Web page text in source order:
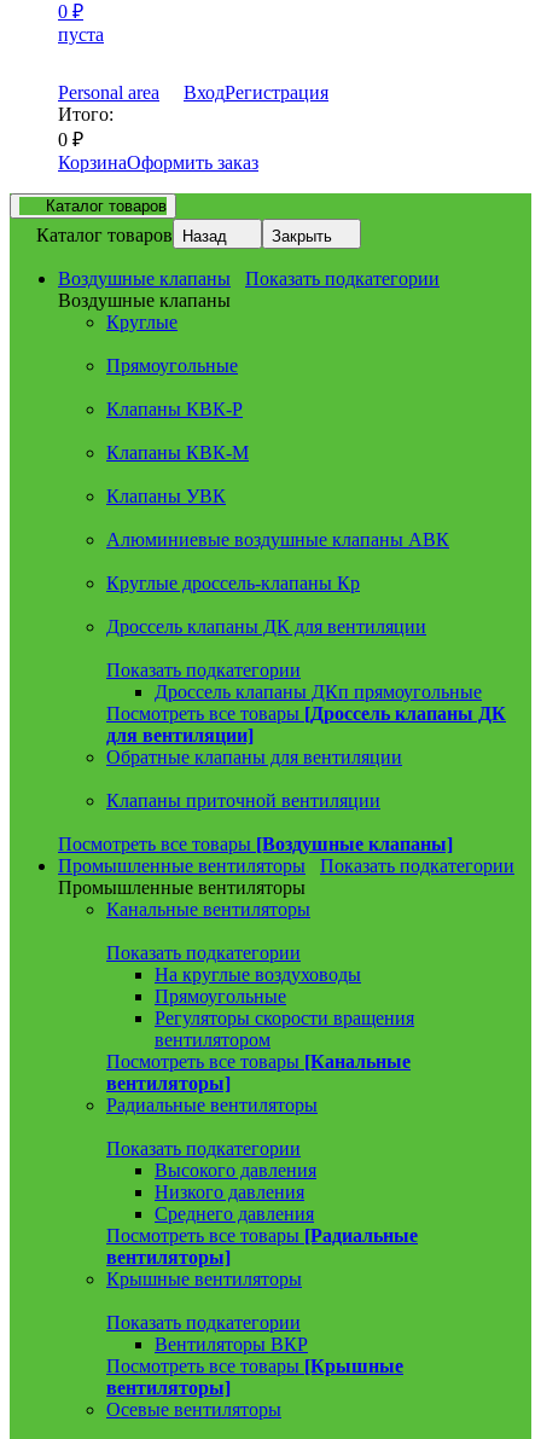
0 ₽
пуста
Personal area ВходРегистрация
Итого:
0 ₽
КорзинаОформить заказ
Каталог товаров
Каталог товаров Назад Закрыть
Воздушные клапаны
Показать подкатегории
Воздушные клапаны
Круглые
Прямоугольные
Клапаны КВК-Р
Клапаны КВК-М
Клапаны УВК
Алюминиевые воздушные клапаны АВК
Круглые дроссель-клапаны Кр
Дроссель клапаны ДК для вентиляции
Показать подкатегории
Дроссель клапаны ДКп прямоугольные
Посмотреть все товары [Дроссель клапаны ДК
для вентиляции]
Обратные клапаны для вентиляции
Клапаны приточной вентиляции
Посмотреть все товары [Воздушные клапаны]
Промышленные вентиляторы
Показать подкатегории
Промышленные вентиляторы
Канальные вентиляторы
Показать подкатегории
На круглые воздуховоды
Прямоугольные
Регуляторы скорости вращения
вентилятором
Посмотреть все товары [Канальные
вентиляторы]
Радиальные вентиляторы
Показать подкатегории
Высокого давления
Низкого давления
Среднего давления
Посмотреть все товары [Радиальные
вентиляторы]
Крышные вентиляторы
Показать подкатегории
Вентиляторы ВКР
Посмотреть все товары [Крышные
вентиляторы]
Осевые вентиляторы